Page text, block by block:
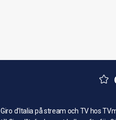
Giro d'Italia på stream och TV hos